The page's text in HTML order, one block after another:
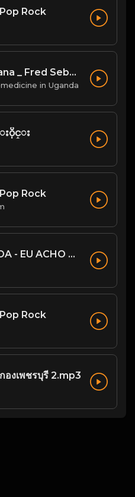
Rock
Dole yomwana _ Fred Sebatta
in Uganda
၀ိုင္း
Rock
SAIA RODADA - EU ACHO QUE NÃO
Rock
องเพชรบุรี 2.mp3